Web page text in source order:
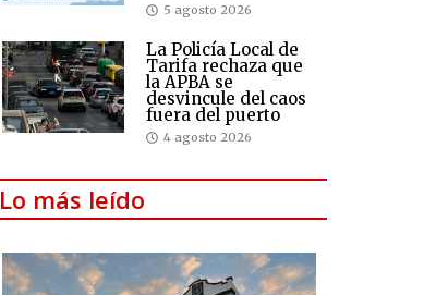
5 agosto 2026
La Policía Local de
Tarifa rechaza que
la APBA se
desvincule del caos
fuera del puerto
4 agosto 2026
Lo más leído